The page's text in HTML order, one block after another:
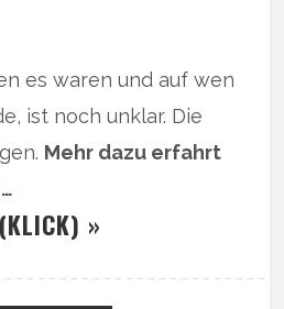
es waren und auf wen
ist noch unklar. Die
Mehr dazu erfahrt
»